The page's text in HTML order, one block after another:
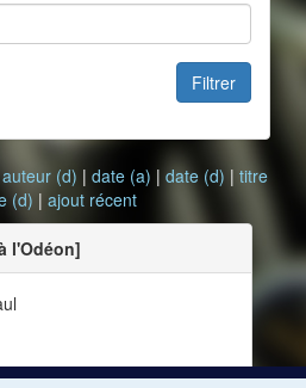
Filtrer
auteur (d) | date (a) | date (d) | titre
(d) | ajout récent
l'Odéon]
France, vol. 130, no 490 (16